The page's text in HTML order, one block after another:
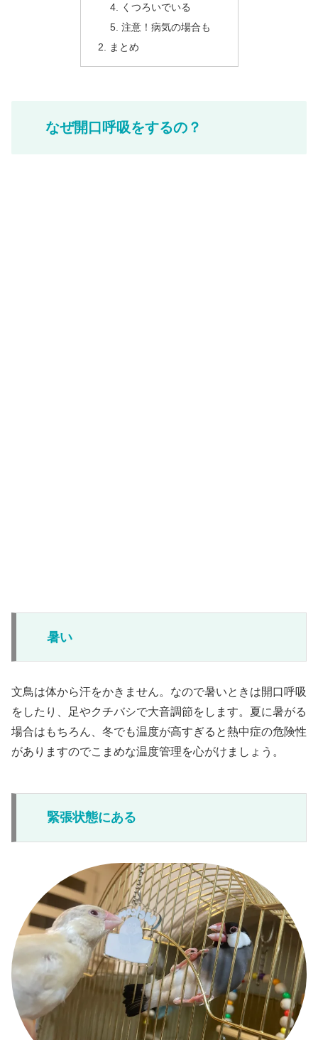
くつろいでいる
注意！病気の場合も
まとめ
なぜ開口呼吸をするの？
暑い
文鳥は体から汗をかきません。なので暑いときは開口呼吸
をしたり、足やクチバシで大音調節をします。夏に暑がる
場合はもちろん、冬でも温度が高すぎると熱中症の危険性
がありますのでこまめな温度管理を心がけましょう。
緊張状態にある